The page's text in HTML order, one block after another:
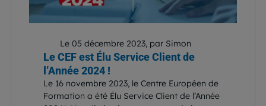
Le 05 décembre 2023, par Simon
Le CEF est Élu Service Client de
l’Année 2024 !
Le 16 novembre 2023, le Centre Européen de
Formation a été Élu Service Client de l’Année